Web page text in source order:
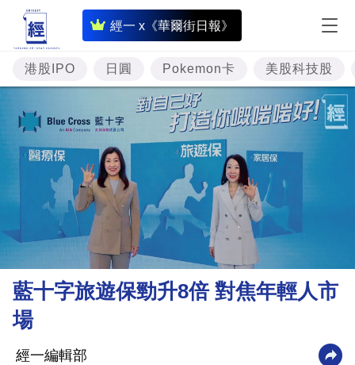
經一 x《華爾街日報》
即
時
財
經
專
投
資
樓
理
財
港股IPO 日圓 Pokemon卡 美股科技股
藍十字旅遊保勁升8倍 對焦年輕人市
場
經一編輯部